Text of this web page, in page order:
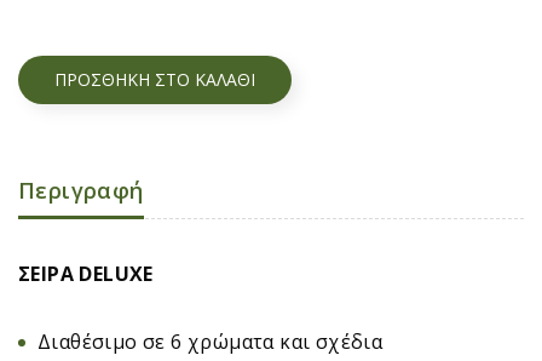
ΠΡΟΣΘΉΚΗ ΣΤΟ ΚΑΛΆΘΙ
Περιγραφή
ΣΕΙΡΑ DELUXE
Διαθέσιμο σε 6 χρώματα και σχέδια